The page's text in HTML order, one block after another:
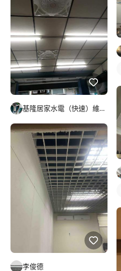
基隆居家水電（快速）維修 安裝
李俊德